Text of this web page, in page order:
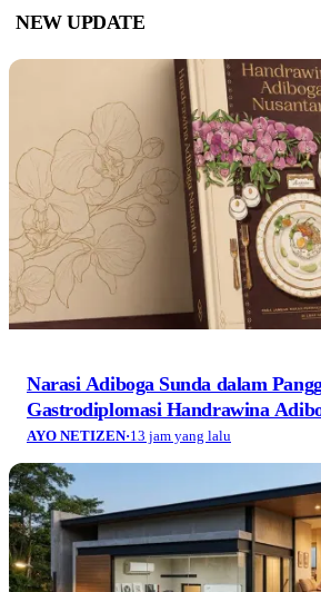
NEW UPDATE
Narasi Adiboga Sunda dalam
Gastrodiplomasi Handrawina
AYO NETIZEN·13 jam yang lalu